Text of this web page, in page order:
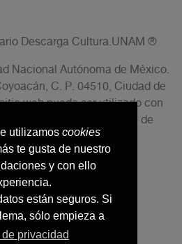
utilizamos cookies
te gusta de nuestro
y con ello
están seguros. Si
sólo empieza a
privacidad
Descarga Cultura.UNAM ®
Nacional Autónoma de México.
C. P. 04510, Ciudad de
web puede ser utilizado con
que se cite la fuente de
el AVISO LEGAL.